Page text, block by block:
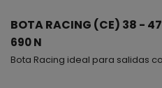
BOTA RACING (CE) 38 - 47
690 N